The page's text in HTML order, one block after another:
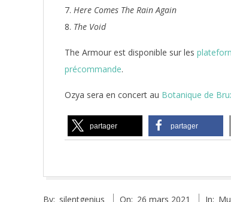
Here Comes The Rain Again
The Void
The Armour est disponible sur les
précommande.
Ozya sera en concert au Botanique de
partager partager
By: silentgenius On: 26 mars 2021 In: